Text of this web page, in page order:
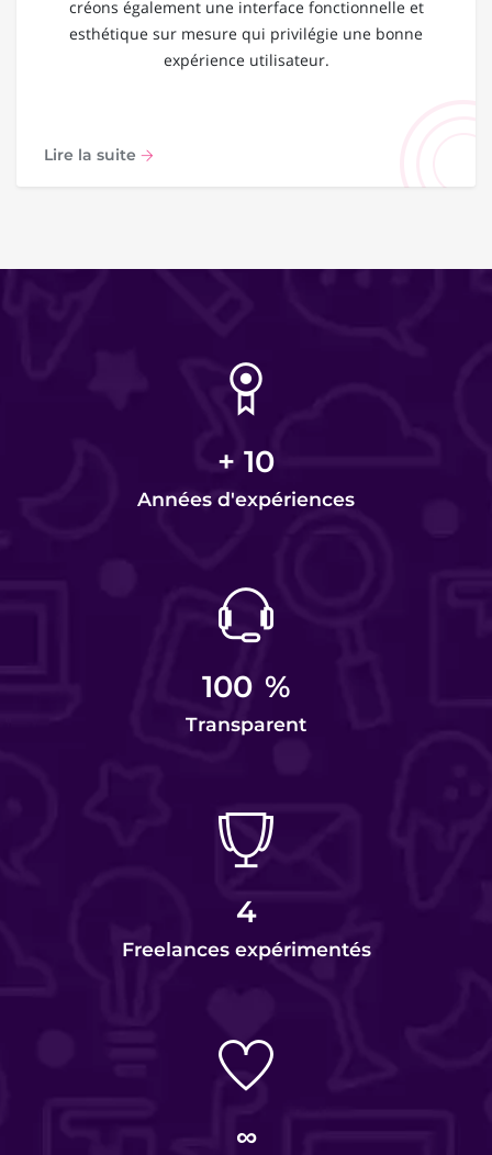
créons également une interface fonctionnelle et
esthétique sur mesure qui privilégie une bonne
expérience utilisateur.
Lire la suite
+ 10
Années d'expériences
100 %
Transparent
4
Freelances expérimentés
∞